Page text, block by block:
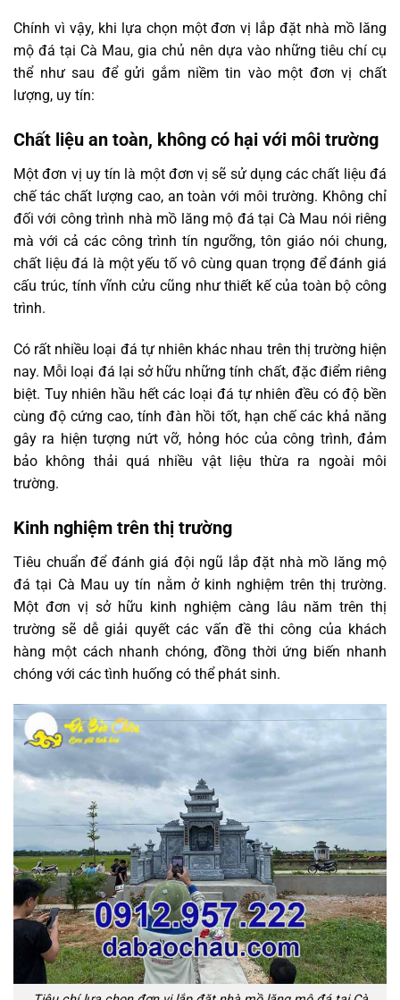
Chính vì vậy, khi lựa chọn một đơn vị lắp đặt nhà mồ lăng
mộ đá tại Cà Mau, gia chủ nên dựa vào những tiêu chí cụ
thể như sau để gửi gắm niềm tin vào một đơn vị chất
lượng, uy tín:
Chất liệu an toàn, không có hại với môi trường
Một đơn vị uy tín là một đơn vị sẽ sử dụng các chất liệu đá
chế tác chất lượng cao, an toàn với môi trường. Không chỉ
đối với công trình nhà mồ lăng mộ đá tại Cà Mau nói riêng
mà với cả các công trình tín ngưỡng, tôn giáo nói chung,
chất liệu đá là một yếu tố vô cùng quan trọng để đánh giá
cấu trúc, tính vĩnh cửu cũng như thiết kế của toàn bộ công
trình.
Có rất nhiều loại đá tự nhiên khác nhau trên thị trường hiện
nay. Mỗi loại đá lại sở hữu những tính chất, đặc điểm riêng
biệt. Tuy nhiên hầu hết các loại đá tự nhiên đều có độ bền
cùng độ cứng cao, tính đàn hồi tốt, hạn chế các khả năng
gây ra hiện tượng nứt vỡ, hỏng hóc của công trình, đảm
bảo không thải quá nhiều vật liệu thừa ra ngoài môi
trường.
Kinh nghiệm trên thị trường
Tiêu chuẩn để đánh giá đội ngũ lắp đặt nhà mồ lăng mộ
đá tại Cà Mau uy tín nằm ở kinh nghiệm trên thị trường.
Một đơn vị sở hữu kinh nghiệm càng lâu năm trên thị
trường sẽ dễ giải quyết các vấn đề thi công của khách
hàng một cách nhanh chóng, đồng thời ứng biến nhanh
chóng với các tình huống có thể phát sinh.